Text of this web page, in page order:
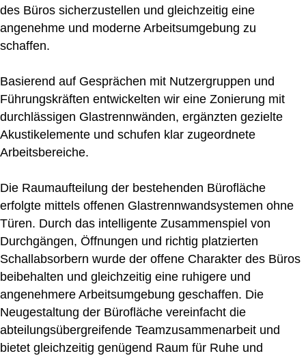
des Büros sicherzustellen und gleichzeitig eine
angenehme und moderne Arbeitsumgebung zu
schaffen.
Basierend auf Gesprächen mit Nutzergruppen und
Führungskräften entwickelten wir eine Zonierung mit
durchlässigen Glastrennwänden, ergänzten gezielte
Akustikelemente und schufen klar zugeordnete
Arbeitsbereiche.
Die Raumaufteilung der bestehenden Bürofläche
erfolgte mittels offenen Glastrennwandsystemen ohne
Türen. Durch das intelligente Zusammenspiel von
Durchgängen, Öffnungen und richtig platzierten
Schallabsorbern wurde der offene Charakter des Büros
beibehalten und gleichzeitig eine ruhigere und
angenehmere Arbeitsumgebung geschaffen. Die
Neugestaltung der Bürofläche vereinfacht die
abteilungsübergreifende Teamzusammenarbeit und
bietet gleichzeitig genügend Raum für Ruhe und